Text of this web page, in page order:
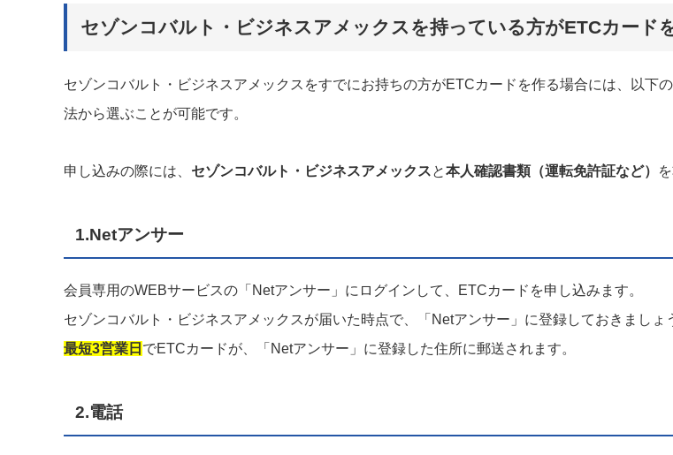
セゾンコバルト・ビジネスアメックスを持っている方がETCカード
セゾンコバルト・ビジネスアメックスをすでにお持ちの方がETCカードを作る場合には、以下
法から選ぶことが可能です。
申し込みの際には、 セゾンコバルト・ビジネスアメックスと本人確認書類（運転免許証など）
1.Netアンサー
会員専用のWEBサービスの「Netアンサー」にログインして、ETCカードを申し込みます。
セゾンコバルト・ビジネスアメックスが届いた時点で、「Netアンサー」に登録しておきましょ
最短3営業日 でETCカードが、「Netアンサー」に登録した住所に郵送されます。
2.電話